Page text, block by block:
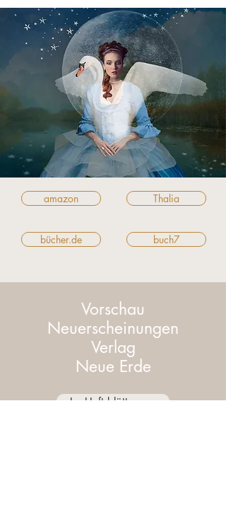
amazon
bücher.de
Thalia
buch7
Vorschau
Neuerscheinungen
Verlag
Neue Erde
Im Heft blättern ...